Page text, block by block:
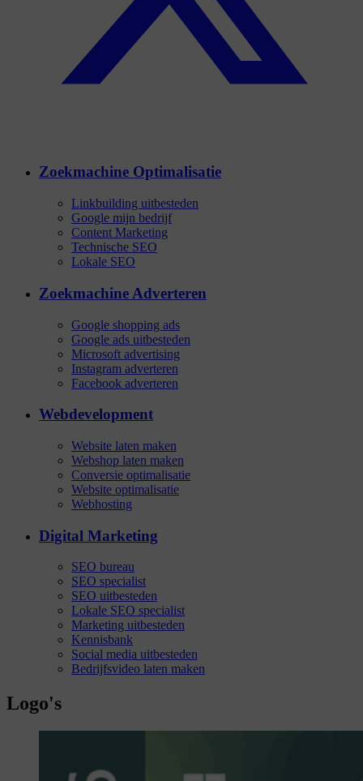
Zoekmachine Optimalisatie
Linkbuilding uitbesteden
Google mijn bedrijf
Content Marketing
Technische SEO
Lokale SEO
Zoekmachine Adverteren
Google shopping ads
Google ads uitbesteden
Microsoft advertising
Instagram adverteren
Facebook adverteren
Webdevelopment
Website laten maken
Webshop laten maken
Conversie optimalisatie
Website optimalisatie
Webhosting
Digital Marketing
SEO bureau
SEO specialist
SEO uitbesteden
Lokale SEO specialist
Marketing uitbesteden
Kennisbank
Social media uitbesteden
Bedrijfsvideo laten maken
Logo's